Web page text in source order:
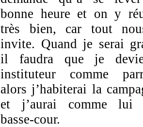
bonne heure et on y
très bien, car tout
invite. Quand je serai
il faudra que je
instituteur comme
alors j’habiterai la
et j’aurai comme lui
basse-cour.